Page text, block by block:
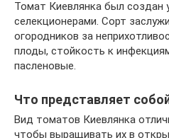
Томат Киевлянка был создан
селекционерами. Сорт
огородников за
плоды, стойкость к
пасленовые.
Что представляет
Вид томатов Киевлянка
чтобы выращивать их в